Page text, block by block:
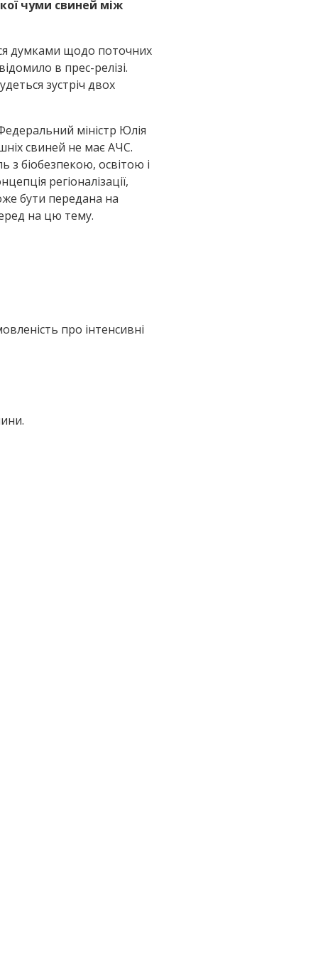
чуми свиней між
думками щодо поточних
в прес-релізі.
зустріч двох
міністр Юлія
свиней не має АЧС.
з біобезпекою, освітою і
регіоналізації,
бути передана на
на цю тему.
про інтенсивні